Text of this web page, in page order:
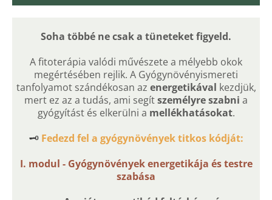
Soha többé ne csak a tüneteket figyeld.
A fitoterápia valódi művészete a mélyebb okok
megértésében rejlik. A Gyógynövényismereti
tanfolyamot szándékosan az energetikával kezdjük,
mert ez az a tudás, ami segítszemélyre szabni a
gyógyítást és elkerülni a mellékhatásokat.
🗝️ Fedezd fel a gyógynövények titkos kódját:
I. modul - Gyógynövények energetikája és testre
szabása